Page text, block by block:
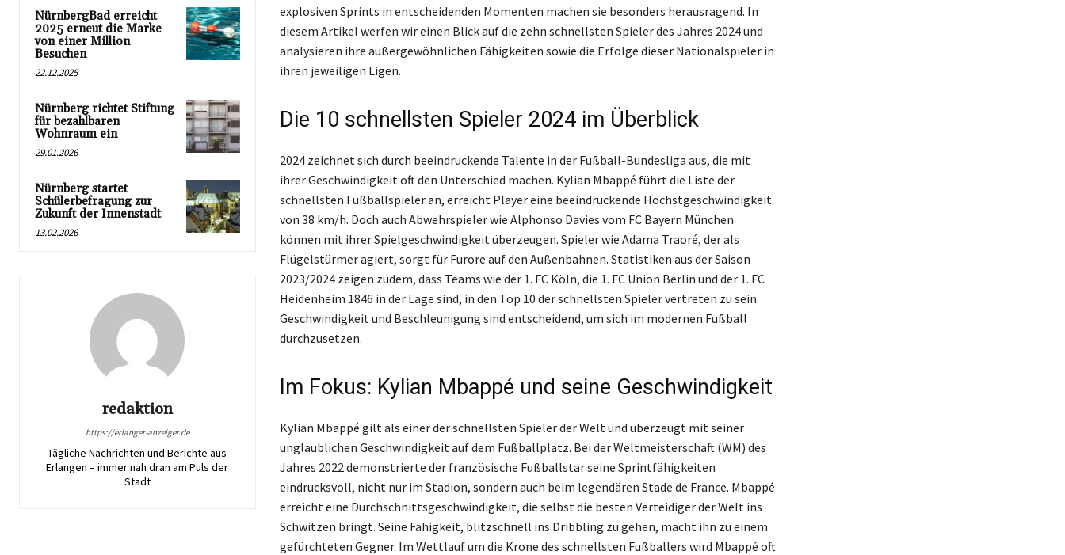
NürnbergBad erreicht
2025 erneut die Marke
von einer Million
Besuchen
22.12.2025
Nürnberg richtet Stiftung
für bezahlbaren
Wohnraum ein
29.01.2026
Nürnberg startet
Schülerbefragung zur
Zukunft der Innenstadt
13.02.2026
redaktion
https://erlanger-anzeiger.de
Tägliche Nachrichten und Berichte aus
Erlangen – immer nah dran am Puls der
Stadt
explosiven Sprints in entscheidenden Momenten machen sie besonders herausragend. In
diesem Artikel werfen wir einen Blick auf die zehn schnellsten Spieler des Jahres 2024 und
analysieren ihre außergewöhnlichen Fähigkeiten sowie die Erfolge dieser Nationalspieler in
ihren jeweiligen Ligen.
Die 10 schnellsten Spieler 2024 im Überblick
2024 zeichnet sich durch beeindruckende Talente in der Fußball-Bundesliga aus, die mit
ihrer Geschwindigkeit oft den Unterschied machen. Kylian Mbappé führt die Liste der
schnellsten Fußballspieler an, erreicht Player eine beeindruckende Höchstgeschwindigkeit
von 38 km/h. Doch auch Abwehrspieler wie Alphonso Davies vom FC Bayern München
können mit ihrer Spielgeschwindigkeit überzeugen. Spieler wie Adama Traoré, der als
Flügelstürmer agiert, sorgt für Furore auf den Außenbahnen. Statistiken aus der Saison
2023/2024 zeigen zudem, dass Teams wie der 1. FC Köln, die 1. FC Union Berlin und der 1. FC
Heidenheim 1846 in der Lage sind, in den Top 10 der schnellsten Spieler vertreten zu sein.
Geschwindigkeit und Beschleunigung sind entscheidend, um sich im modernen Fußball
durchzusetzen.
Im Fokus: Kylian Mbappé und seine Geschwindigkeit
Kylian Mbappé gilt als einer der schnellsten Spieler der Welt und überzeugt mit seiner
unglaublichen Geschwindigkeit auf dem Fußballplatz. Bei der Weltmeisterschaft (WM) des
Jahres 2022 demonstrierte der französische Fußballstar seine Sprintfähigkeiten
eindrucksvoll, nicht nur im Stadion, sondern auch beim legendären Stade de France. Mbappé
erreicht eine Durchschnittsgeschwindigkeit, die selbst die besten Verteidiger der Welt ins
Schwitzen bringt. Seine Fähigkeit, blitzschnell ins Dribbling zu gehen, macht ihn zu einem
gefürchteten Gegner. Im Wettlauf um die Krone des schnellsten Fußballers wird Mbappé oft